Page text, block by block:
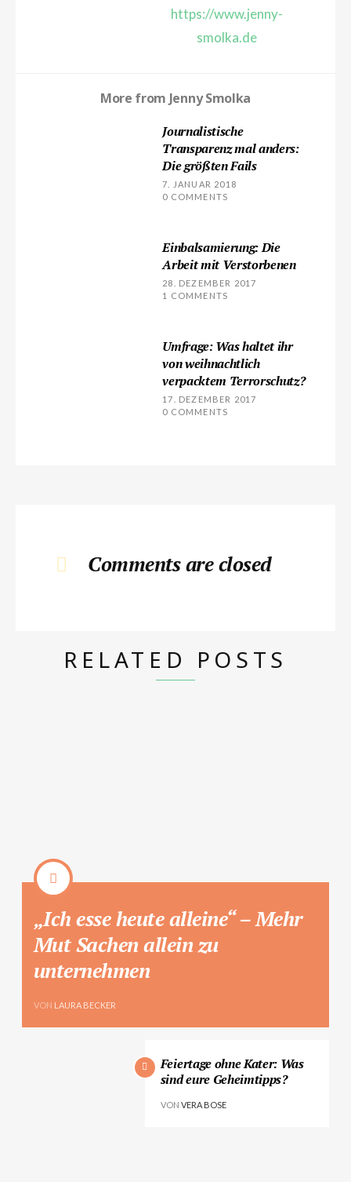
https://www.jenny-
smolka.de
More from Jenny Smolka
Journalistische
Transparenz mal anders:
Die größten Fails
7. JANUAR 2018
0 COMMENTS
Einbalsamierung: Die
Arbeit mit Verstorbenen
28. DEZEMBER 2017
1 COMMENTS
Umfrage: Was haltet ihr
von weihnachtlich
verpacktem Terrorschutz?
17. DEZEMBER 2017
0 COMMENTS
Comments are closed
RELATED POSTS
„Ich esse heute alleine“ – Mehr
Mut Sachen allein zu
unternehmen
VON LAURA BECKER
Feiertage ohne Kater: Was
sind eure Geheimtipps?
VON VERA BOSE